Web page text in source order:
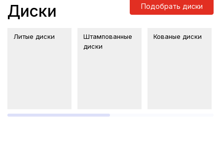
Диски Подобрать диски
Литые диски
Штампованные
диски
Кованые диски